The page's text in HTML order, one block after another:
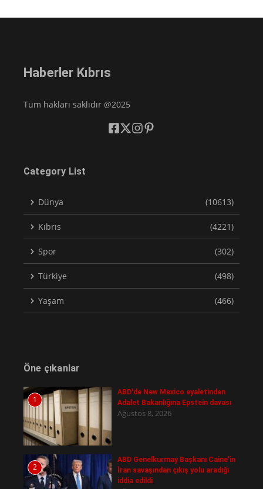
Haberler Kıbrıs
Tüm hakları saklıdır @2025
Category List
Dünya (10613)
Kıbrıs (4221)
Spor (302)
Türkiye (498)
Yaşam (466)
Öne çıkanlar
1
ABD'de New Mexico eyaletinden
Adalet Bakanlığına Epstein davası
Ağustos 8, 2026
2
ABD Genelkurmay Başkanı Caine'in
İran savaşından çıkış yolu aradığı
iddia edildi